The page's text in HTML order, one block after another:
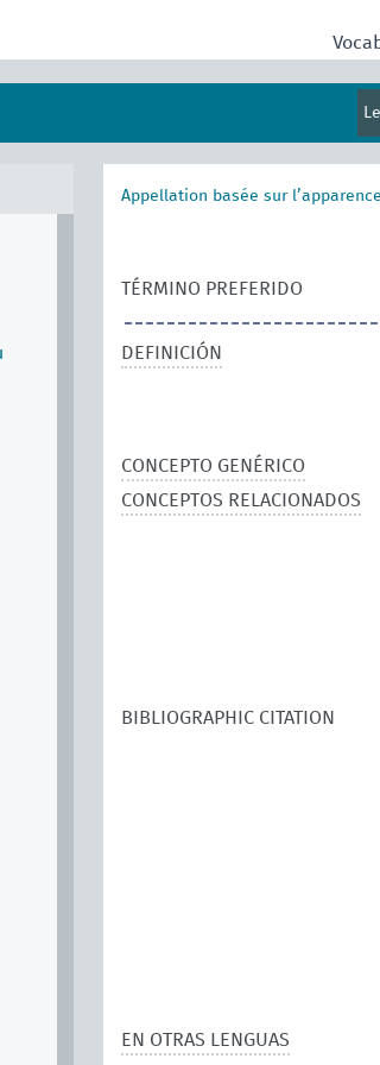
Appellation basée sur
TÉRMINO PREFERIDO
DEFINICIÓN
CONCEPTO GENÉRICO
CONCEPTOS RELACIONADOS
BIBLIOGRAPHIC CITATION
EN OTRAS LENGUAS